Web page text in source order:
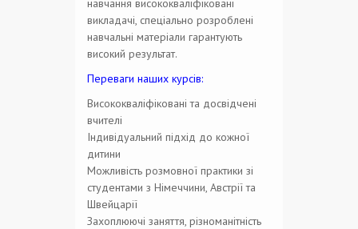
навчання висококваліфіковані
викладачі, спеціально розроблені
навчальні матеріали гарантують
високий результат.
Переваги наших курсів:
Висококваліфіковані та досвідчені
вчителі
Індивідуальний підхід до кожної
дитини
Можливість розмовної практики зі
студентами з Німеччини, Австрії та
Швейцарії
Захоплюючі заняття, різноманітність